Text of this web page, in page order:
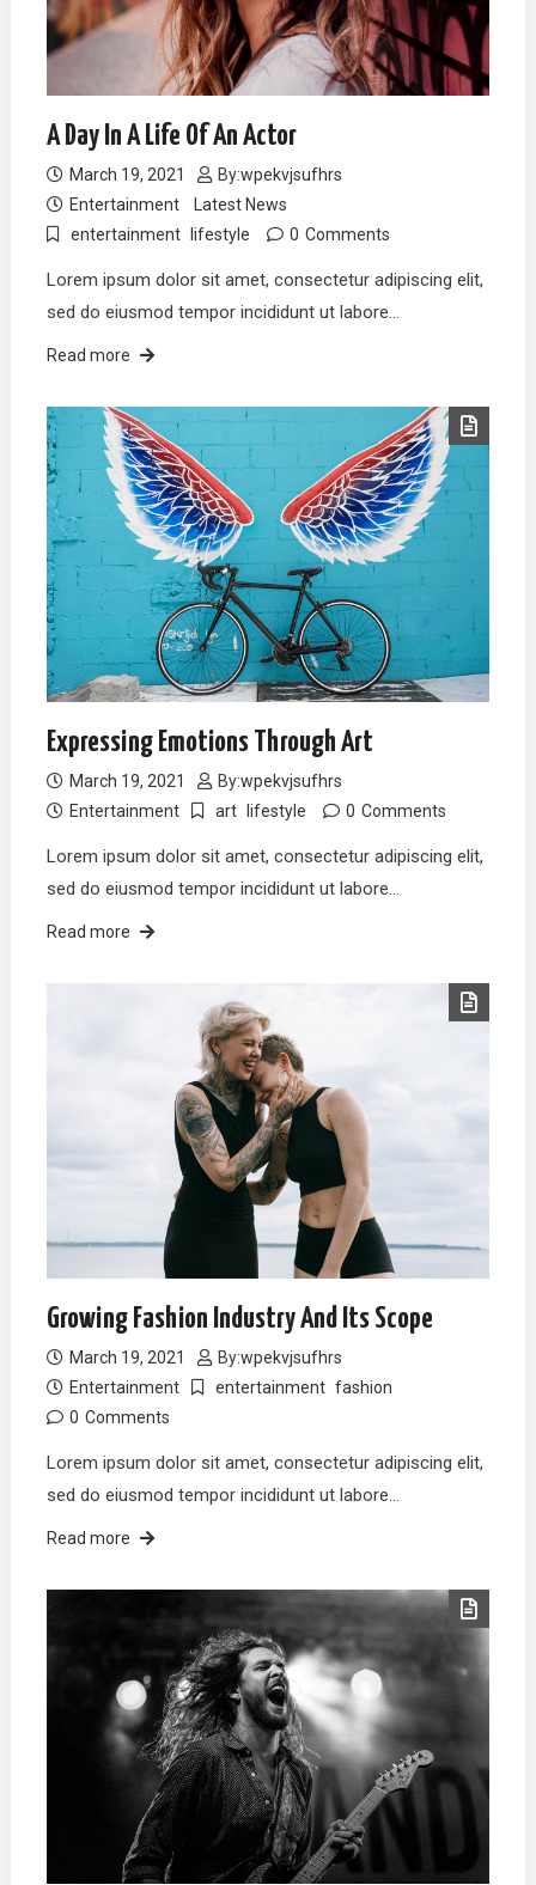
A Day In A Life Of An Actor
March 19, 2021 By:wpekvjsufhrs
Entertainment
Latest News
entertainment lifestyle 0 Comments
Lorem ipsum dolor sit amet, consectetur adipiscing elit,
sed do eiusmod tempor incididunt ut labore…
Read more
Expressing Emotions Through Art
March 19, 2021 By:wpekvjsufhrs
Entertainment
art lifestyle 0 Comments
Lorem ipsum dolor sit amet, consectetur adipiscing elit,
sed do eiusmod tempor incididunt ut labore…
Read more
Growing Fashion Industry And Its Scope
March 19, 2021 By:wpekvjsufhrs
Entertainment
entertainment fashion
0 Comments
Lorem ipsum dolor sit amet, consectetur adipiscing elit,
sed do eiusmod tempor incididunt ut labore…
Read more